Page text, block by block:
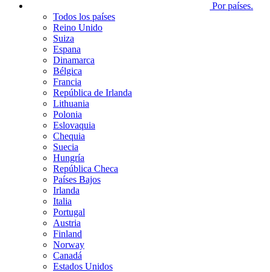
Por países.
Todos los países
Reino Unido
Suiza
Espana
Dinamarca
Bélgica
Francia
República de Irlanda
Lithuania
Polonia
Eslovaquia
Chequia
Suecia
Hungría
República Checa
Países Bajos
Irlanda
Italia
Portugal
Austria
Finland
Norway
Canadá
Estados Unidos